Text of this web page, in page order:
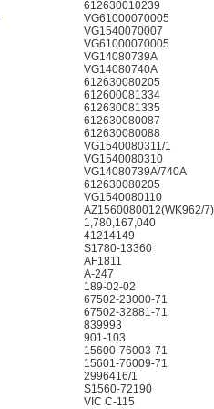
612630010239
VG61000070005
VG1540070007
VG61000070005
VG14080739А
VG14080740А
612630080205
612600081334
612630081335
612630080087
612630080088
VG1540080311/1
VG1540080310
VG14080739A/740A
612630080205
VG1540080110
AZ1560080012(WK962/
1,780,167,040
41214149
S1780-13360
AF1811
А-247
189-02-02
67502-23000-71
67502-32881-71
839993
901-103
15600-76003-71
15601-76009-71
2996416/1
S1560-72190
VIC C-115